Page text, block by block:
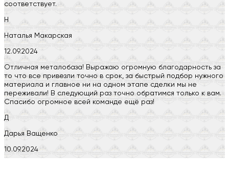
соответствует.
Н
Наталья Макарская
12.09.2024
Отличная металобаза! Выражаю огромную благодарность за
то что все привезли точно в срок, за быстрый подбор нужного
материала и главное ни на одном этапе сделки мы не
переживали! В следующий раз точно обратимся только к вам.
Спасибо огромное всей команде ещё раз!
Д
Дарья Ващенко
10.09.2024